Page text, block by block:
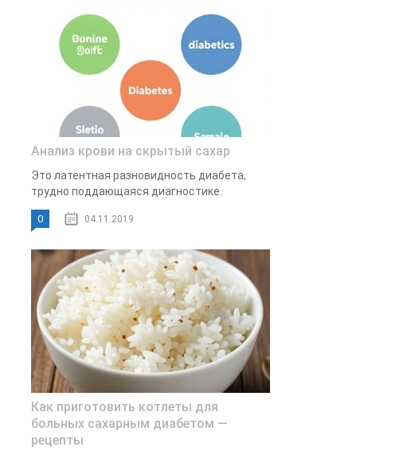
Анализ крови на скрытый сахар
Это латентная разновидность диабета,
трудно поддающаяся диагностике.
0 04.11.2019
Как приготовить котлеты для
больных сахарным диабетом —
рецепты